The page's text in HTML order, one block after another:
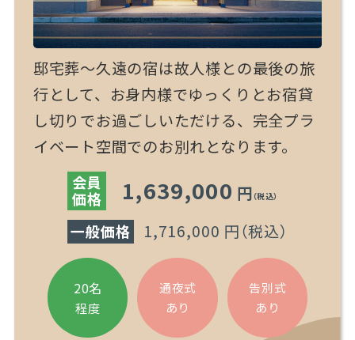
邸宅葬～久遠の宿は故人様との最後の旅
行として、お身内様でゆっくりとお宿貸
し切りでお過ごしいただける、完全プラ
イベート空間でのお別れとなります。
会員
価格
1,639,000 円 （税込）
一般価格 1,716,000 円（税込）
20名
程度
通夜式
あり
告別式
あり